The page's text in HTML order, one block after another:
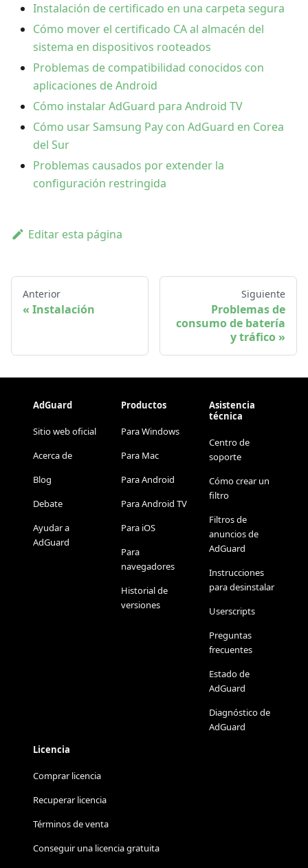
Instalación de certificado en una carpeta segura
Cómo mover el certificado CA al almacén del
sistema en dispositivos rooteados
Problemas de compatibilidad conocidos con
aplicaciones de Android
Cómo instalar AdGuard para Android TV
Cómo usar Samsung Pay con AdGuard en Corea
del Sur
Problemas causados por extender la
configuración restringida
Editar esta página
Anterior
Instalación
Siguiente
Problemas de
consumo de batería
y tráfico
AdGuard
Sitio web oficial
Acerca de
Blog
Debate
Ayudar a
AdGuard
Productos
Para Windows
Para Mac
Para Android
Para Android TV
Para iOS
Para
navegadores
Historial de
versiones
Asistencia
técnica
Centro de
soporte
Cómo crear un
filtro
Filtros de
anuncios de
AdGuard
Instrucciones
para desinstalar
Userscripts
Preguntas
frecuentes
Estado de
AdGuard
Diagnóstico de
AdGuard
Licencia
Comprar licencia
Recuperar licencia
Términos de venta
Conseguir una licencia gratuita